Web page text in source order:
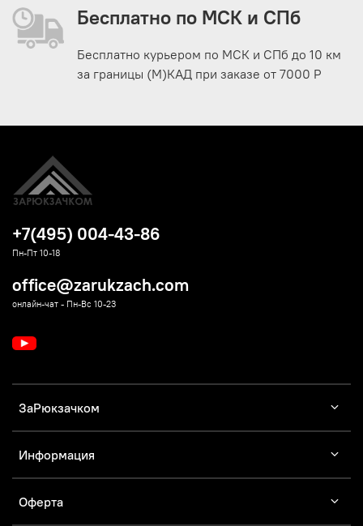
Бесплатно по МСК и СПб
Бесплатно курьером по МСК и СПб до 10 км
за границы (М)КАД при заказе от 7000 Р
ЗаРюкзачком
Информация
Оферта
+7(495) 004-43-86
Пн-Пт 10-18
office@zarukzach.com
онлайн-чат - Пн-Вс 10-23